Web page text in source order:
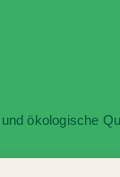
ökologische